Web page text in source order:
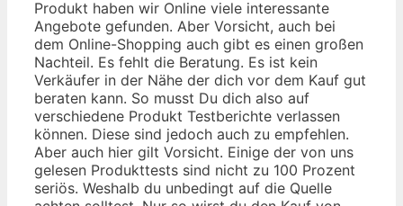
Produkt haben wir Online viele interessante
Angebote gefunden. Aber Vorsicht, auch bei
dem Online-Shopping auch gibt es einen großen
Nachteil. Es fehlt die Beratung. Es ist kein
Verkäufer in der Nähe der dich vor dem Kauf gut
beraten kann. So musst Du dich also auf
verschiedene Produkt Testberichte verlassen
können. Diese sind jedoch auch zu empfehlen.
Aber auch hier gilt Vorsicht. Einige der von uns
gelesen Produkttests sind nicht zu 100 Prozent
seriös. Weshalb du unbedingt auf die Quelle